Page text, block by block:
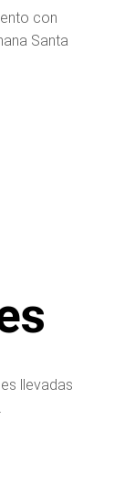
con
Santa
llevadas